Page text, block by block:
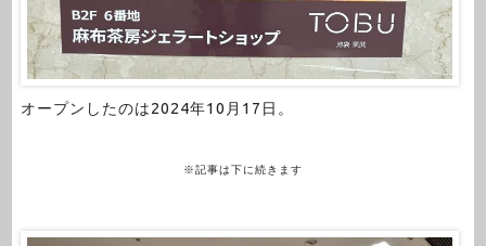
オープンしたのは2024年10月17日。
※記事は下に続きます